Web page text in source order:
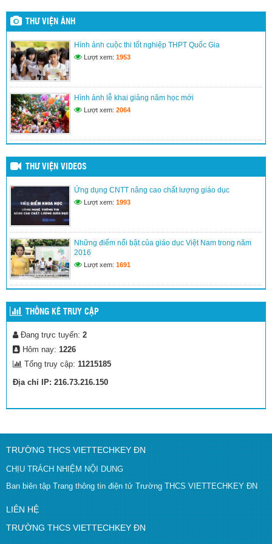
(24/03/2017)
Kế hoạch đổi mới giáo dục nâng cao chất lượng dạy và học
(24/03/2017)
THƯ VIỆN ẢNH
Hình ảnh cuộc thi tốt nghiệp THPT Quốc Gia
Lượt xem: 1953
Hình ảnh lễ khai giảng năm học mới
Lượt xem: 2064
THƯ VIỆN VIDEOS
Ứng dụng CNTT nâng cao chất lượng giáo dục
Lượt xem: 1993
Những điểm nổi bật của giáo dục Việt Nam trong năm
2016
Lượt xem: 1691
THỐNG KÊ TRUY CẬP
Đang trực tuyến: 2
Hôm nay: 1226
Tổng truy cập: 11215185
Địa chỉ IP: 216.73.216.150
TRƯỜNG THCS VIETTECHKEY ĐN
CHỊU TRÁCH NHIỆM NỘI DUNG
Ban biên tập Trang thông tin điện tử Trường THCS VIETTECHKEY ĐN
LIÊN HỆ
TRƯỜNG THCS VIETTECHKEY ĐN